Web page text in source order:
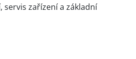
servis zařízení a základní